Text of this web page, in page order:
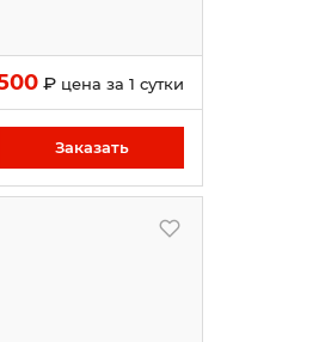
₽ цена за 1 сутки
Заказать